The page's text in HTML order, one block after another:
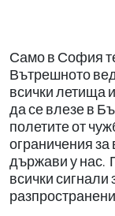
Само в София
Вътрешното
всички летища
да се влезе в
полетите от
ограничения за
държави у нас.
всички сигнали